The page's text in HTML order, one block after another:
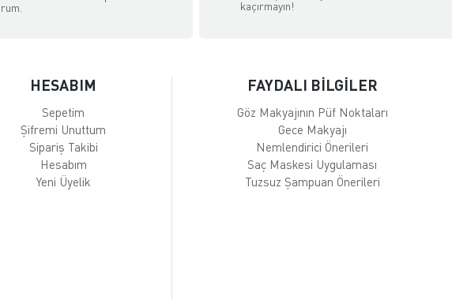
kaçırmayın!
HESABIM
Sepetim
Şifremi Unuttum
Sipariş Takibi
Hesabım
Yeni Üyelik
FAYDALI BİLGİLER
Göz Makyajının Püf Noktaları
Gece Makyajı
Nemlendirici Önerileri
Saç Maskesi Uygulaması
Tuzsuz Şampuan Önerileri